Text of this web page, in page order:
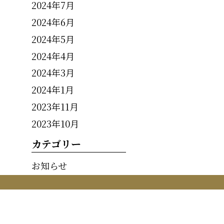
2024年7月
2024年6月
2024年5月
2024年4月
2024年3月
2024年1月
2023年11月
2023年10月
カテゴリー
お知らせ